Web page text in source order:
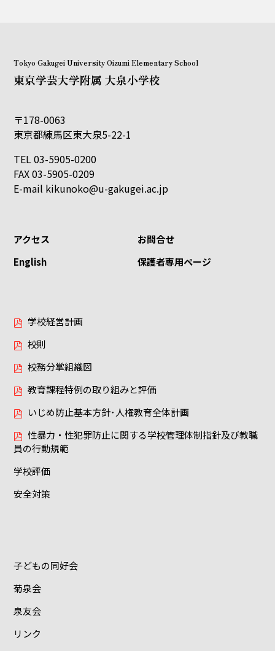
Tokyo Gakugei University Oizumi Elementary School
東京学芸大学附属 大泉小学校
〒178-0063
東京都練馬区東大泉5-22-1
TEL 03-5905-0200
FAX 03-5905-0209
E-mail kikunoko@u-gakugei.ac.jp
アクセス
お問合せ
English
保護者専用ページ
学校経営計画
校則
校務分掌組織図
教育課程特例の取り組みと評価
いじめ防止基本方針･人権教育全体計画
性暴力・性犯罪防止に関する学校管理体制指針及び教職
員の行動規範
学校評価
安全対策
子どもの同好会
菊泉会
泉友会
リンク